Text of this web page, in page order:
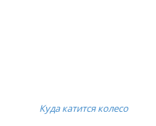
Куда катится колесо